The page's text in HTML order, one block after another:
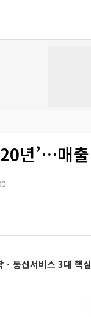
년’…매
ㆍ통신서비스 3대 핵